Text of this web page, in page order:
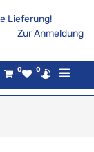
Lieferung!
Zur Anmeldung
0 0